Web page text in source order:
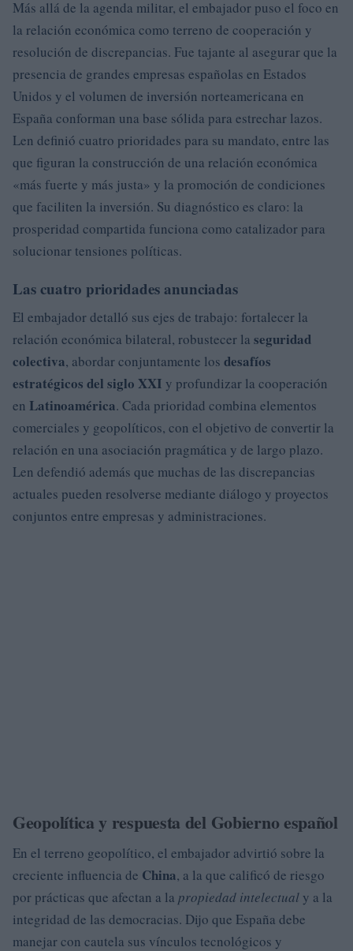
Más allá de la agenda militar, el embajador puso el foco en
la relación económica como terreno de cooperación y
resolución de discrepancias. Fue tajante al asegurar que la
presencia de grandes empresas españolas en Estados
Unidos y el volumen de inversión norteamericana en
España conforman una base sólida para estrechar lazos.
Len definió cuatro prioridades para su mandato, entre las
que figuran la construcción de una relación económica
«más fuerte y más justa» y la promoción de condiciones
que faciliten la inversión. Su diagnóstico es claro: la
prosperidad compartida funciona como catalizador para
solucionar tensiones políticas.
Las cuatro prioridades anunciadas
El embajador detalló sus ejes de trabajo: fortalecer la
relación económica bilateral, robustecer la seguridad
colectiva, abordar conjuntamente los desafíos
estratégicos del siglo XXI y profundizar la cooperación
en Latinoamérica. Cada prioridad combina elementos
comerciales y geopolíticos, con el objetivo de convertir la
relación en una asociación pragmática y de largo plazo.
Len defendió además que muchas de las discrepancias
actuales pueden resolverse mediante diálogo y proyectos
conjuntos entre empresas y administraciones.
Geopolítica y respuesta del Gobierno español
En el terreno geopolítico, el embajador advirtió sobre la
creciente influencia de China, a la que calificó de riesgo
por prácticas que afectan a la propiedad intelectual y a la
integridad de las democracias. Dijo que España debe
manejar con cautela sus vínculos tecnológicos y